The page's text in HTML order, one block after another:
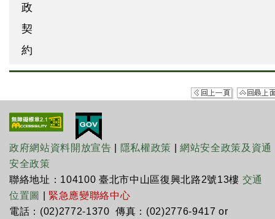
政
契
約
政府網站資料開放宣告 隱私權政策 |網站安全政策及資通
安全政策
聯絡地址：104100 臺北市中山區復興北路2號13樓 交通
位置圖
緊急應變聯絡中心
電話：(02)2772-1370 傳真：(02)2776-9417 or